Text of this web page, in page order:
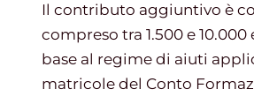
Il contributo aggiuntivo è
compreso tra 1.500 e
base al regime di aiuti
matricole del Conto